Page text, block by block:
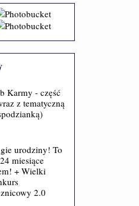
Karmy - część
z tematyczną
urodziny! To
miesiące
+ Wielki
2.0